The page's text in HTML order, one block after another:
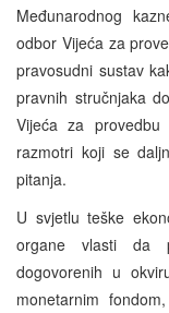
Međunarodnog
odbor Vijeća za
pravosudni sustav
pravnih stručnjaka
Vijeća za
razmotri koji se
pitanja.
U svjetlu teške
organe vlasti da
dogovorenih u
monetarnim